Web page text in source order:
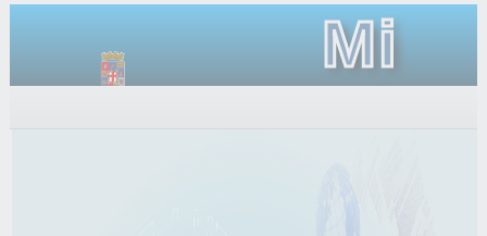
Mi